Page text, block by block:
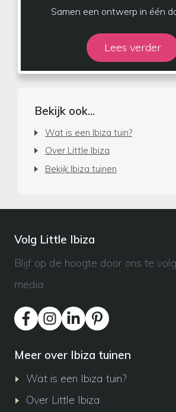
Samen een ontwerp in één
Lees verder
Bekijk ook...
Wat is een Ibiza tuin?
Over Little Ibiza
Bekijk Ibiza tuinen
Volg Little Ibiza
Blijf op de hoogte door ons te
media.
Meer over Ibiza tuinen
Wat is een Ibiza tuin?
Over Little Ibiza